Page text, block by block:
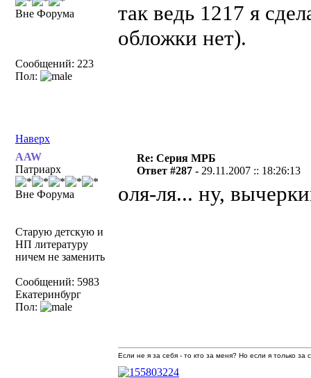
Вне Форума
Сообщений: 223
Пол:
так ведь 1217 я
обложки нет).
Наверх
AAW
Патриарх
Вне Форума
Старую детскую и
НП литературу
ничем не заменить
Сообщений: 5983
Екатеринбург
Пол:
Re: Серия МРБ
Ответ #287 - 29.11.2007 :: 18:26:13
оля-ля... ну,
Если не я за себя - то кто за меня? Но если я только